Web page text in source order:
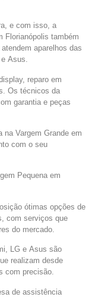
e com isso, a
Florianópolis também
aparelhos das
Asus.
reparo em
Os técnicos da
garantia e peças
Vargem Grande em
com o seu
Pequena em
ótimas opções de
com serviços que
do mercado.
LG e Asus são
realizam desde
com precisão.
de assistência